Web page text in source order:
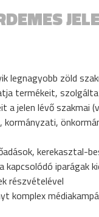
legnagyobb zöld
termékeit,
a jelen lévő szakmai
kormányzati,
kerekasztal-
kapcsolódó iparágak
részvételével
komplex